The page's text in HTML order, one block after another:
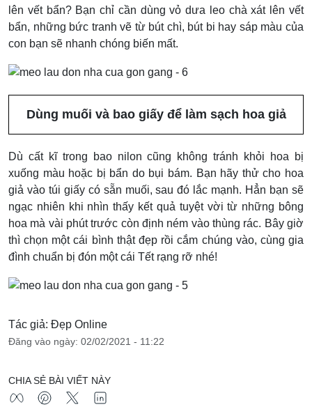
lên vết bẩn? Bạn chỉ cần dùng vỏ dưa leo chà xát lên vết
bẩn, những bức tranh vẽ từ bút chì, bút bi hay sáp màu của
con bạn sẽ nhanh chóng biến mất.
Dùng muối và bao giấy để làm sạch hoa giả
Dù cất kĩ trong bao nilon cũng không tránh khỏi hoa bị
xuống màu hoặc bị bẩn do bụi bám. Bạn hãy thử cho hoa
giả vào túi giấy có sẵn muối, sau đó lắc mạnh. Hẳn bạn sẽ
ngạc nhiên khi nhìn thấy kết quả tuyệt vời từ những bông
hoa mà vài phút trước còn định ném vào thùng rác. Bây giờ
thì chọn một cái bình thật đẹp rồi cắm chúng vào, cùng gia
đình chuẩn bị đón một cái Tết rạng rỡ nhé!
Tác giả: Đẹp Online
Đăng vào ngày: 02/02/2021 - 11:22
CHIA SẺ BÀI VIẾT NÀY